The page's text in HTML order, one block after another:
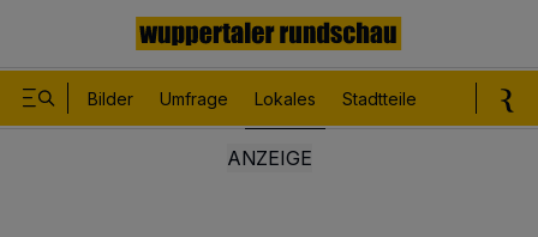
Bilder Umfrage Lokales Stadtteile